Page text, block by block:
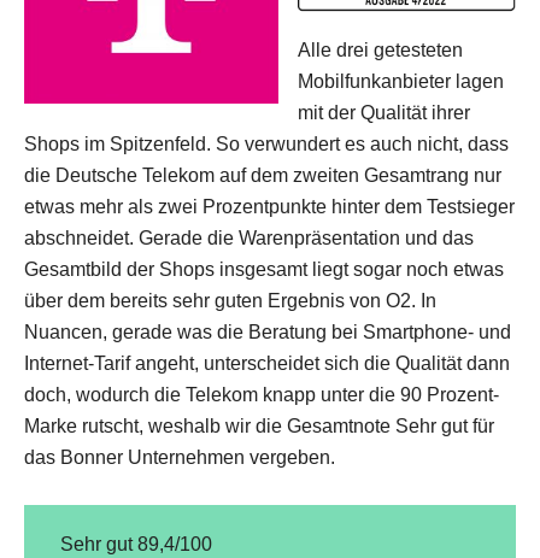
Alle drei getesteten
Mobilfunkanbieter lagen
mit der Qualität ihrer
Shops im Spitzenfeld. So verwundert es auch nicht, dass
die Deutsche Telekom auf dem zweiten Gesamtrang nur
etwas mehr als zwei Prozentpunkte hinter dem Testsieger
abschneidet. Gerade die Warenpräsentation und das
Gesamtbild der Shops insgesamt liegt sogar noch etwas
über dem bereits sehr guten Ergebnis von O2. In
Nuancen, gerade was die Beratung bei Smartphone- und
Internet-Tarif angeht, unterscheidet sich die Qualität dann
doch, wodurch die Telekom knapp unter die 90 Prozent-
Marke rutscht, weshalb wir die Gesamtnote Sehr gut für
das Bonner Unternehmen vergeben.
Sehr gut 89,4/100